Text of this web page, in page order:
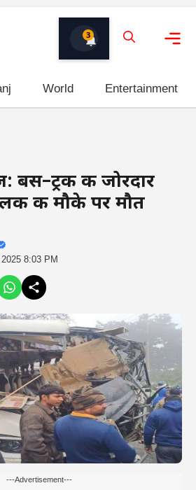
3
World Entertainment
बस–ट्रक की जोरदार
की मौके पर मौत
8:03 PM
---Advertisement---